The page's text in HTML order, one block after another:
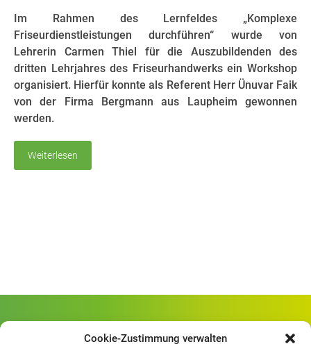
Cookie-Zustimmung verwalten
Im Rahmen des Lernfeldes „Komplexe
Friseurdienstleistungen durchführen“ wurde von
Lehrerin Carmen Thiel für die Auszubildenden des
dritten Lehrjahres des Friseurhandwerks ein Workshop
organisiert. Hierfür konnte als Referent Herr Ünuvar Faik
von der Firma Bergmann aus Laupheim gewonnen
werden.
Weiterlesen